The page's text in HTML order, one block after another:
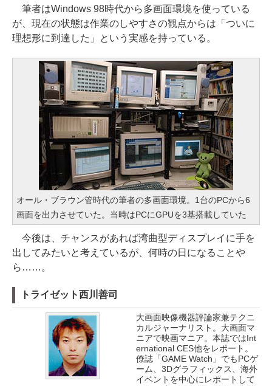
筆者はWindows 98時代から多画面環境を使っている
が、現在の状態は作業のしやすさの観点からは「ついに
理想形に到達した」という実感を持っている。
オール・ブラウン管時代の筆者の多画面環境。1台のPCから6
画面を出力させていた。当時はPCにGPUを3基搭載していた
今後は、チャンスがあれば湾曲型ディスプレイに手を
出してみたいと考えているが、何時の日になることや
ら……。
トライゼット西川善司
大画面映像機器評論家兼テクニ
カルジャーナリスト。大画面マ
ニアで映画マニア。本誌ではInt
ernational CES他をレポート。
僚誌「GAME Watch」でもPCゲ
ーム、3Dグラフィックス、海外
イベントを中心にレポートして